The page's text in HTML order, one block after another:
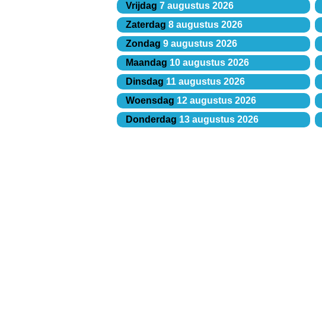
Vrijdag 7 augustus 2026
Zaterdag 8 augustus 2026
Zondag 9 augustus 2026
Maandag 10 augustus 2026
Dinsdag 11 augustus 2026
Woensdag 12 augustus 2026
Donderdag 13 augustus 2026